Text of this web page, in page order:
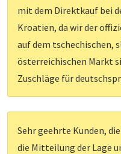
mit dem Direktkauf bei
Kroatien, da wir der
auf dem tschechischen,
österreichischen Markt
Zuschläge für
Sehr geehrte Kunden,
die Mitteilung der Lage